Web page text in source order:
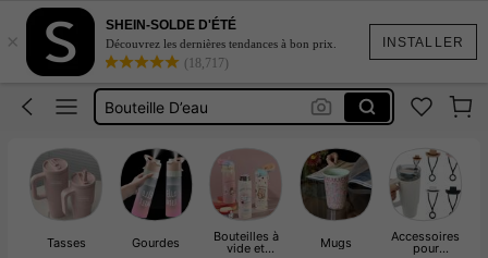
INSTALLER
×
SHEIN-SOLDE D'ÉTÉ
Découvrez les dernières tendances à bon prix.
(18,717)
Owala
Bouteille D’eau
Gourde
Owala Water Bottle
Owala
Tasses Gourdes Bouteilles à
vide et Mugs Accessoires
pour